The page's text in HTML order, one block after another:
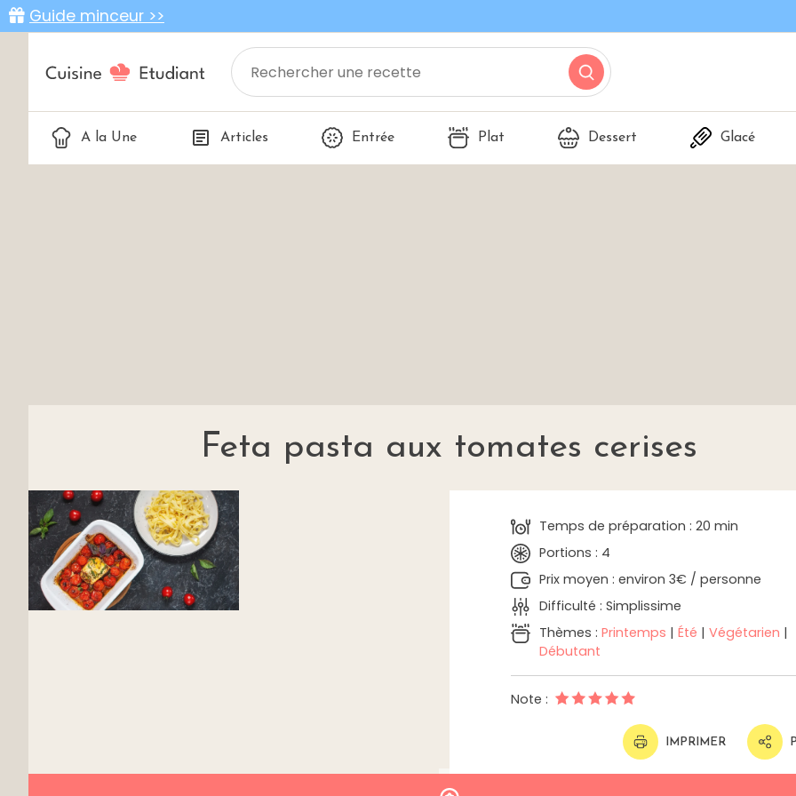
Guide minceur >>
A la Une Articles Entrée Plat Dessert Glacé
Feta pasta aux tomates cerises
Temps de préparation : 20 min
Portions : 4
Prix moyen : environ 3€ / personne
Difficulté : Simplissime
Thèmes :Printemps |Été |Végétarien |
Débutant
Note :
IMPRIMER